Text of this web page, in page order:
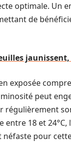
optimale. Un
de
exposée
peut
régulièrement
entre 18 et
pour